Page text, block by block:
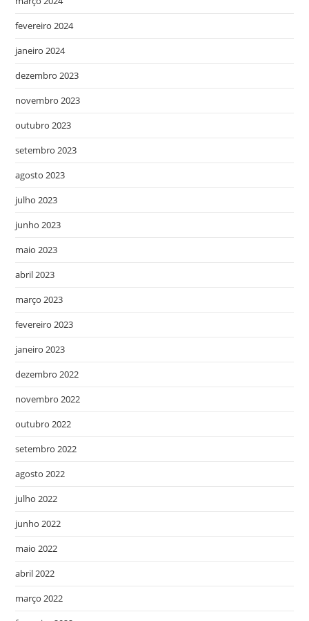
fevereiro 2024
janeiro 2024
dezembro 2023
novembro 2023
outubro 2023
setembro 2023
agosto 2023
julho 2023
junho 2023
maio 2023
abril 2023
março 2023
fevereiro 2023
janeiro 2023
dezembro 2022
novembro 2022
outubro 2022
setembro 2022
agosto 2022
julho 2022
junho 2022
maio 2022
abril 2022
março 2022